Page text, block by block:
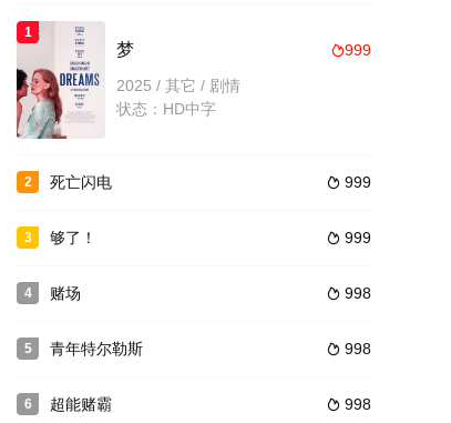
下将她抓走，
该杂志正计划扩大，他们需要一些资金。托尼试图通
出色的律师，为了能给刚从芝加哥归来的老公伊恩（蒂莫西·赫顿
1
999
梦
2025 / 其它 / 剧情
状态：HD中字
2  999
死亡闪电
3  999
够了！
4  998
赌场
5  998
青年特尔勒斯
6  998
超能赌霸